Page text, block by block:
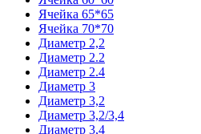
Ячейка 65*65
Ячейка 70*70
Диаметр 2,2
Диаметр 2.2
Диаметр 2.4
Диаметр 3
Диаметр 3,2
Диаметр 3,2/3,4
Диаметр 3,4